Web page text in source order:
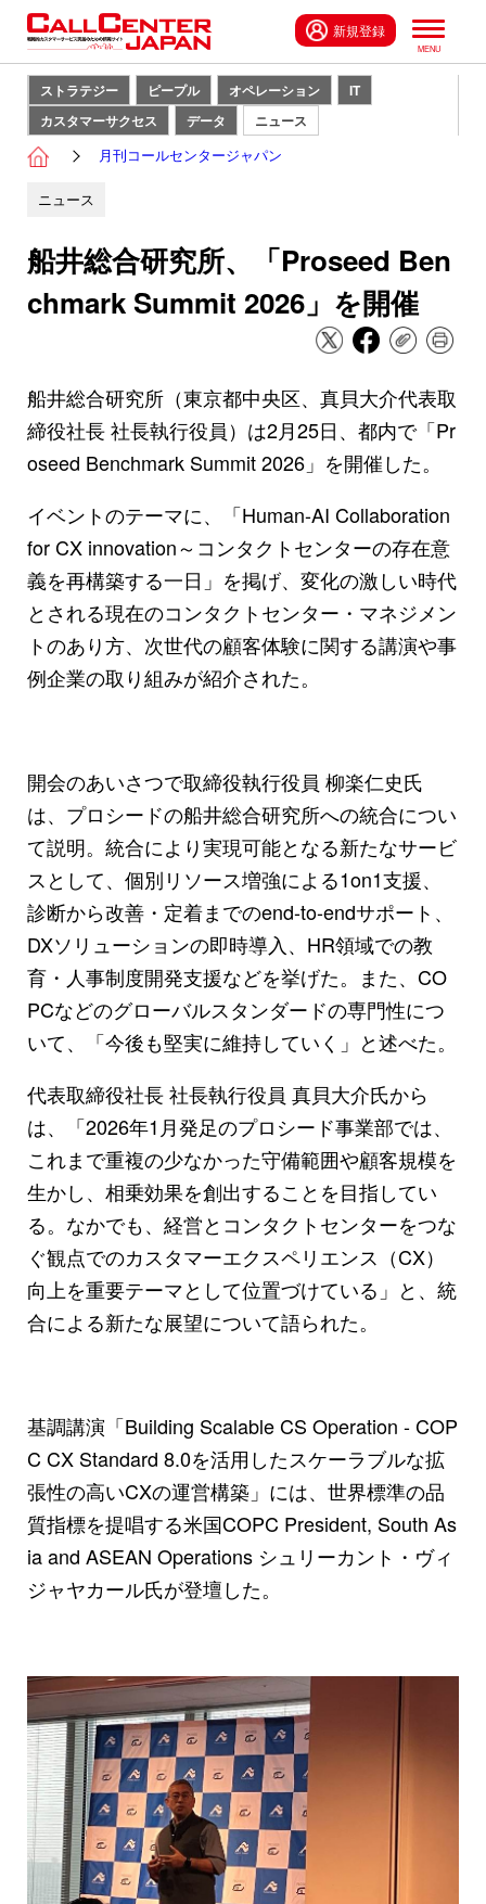
新規登録
ストラテジー ピープル オペレーション
IT
カスタマーサクセス
データ ニュース
月刊コールセンタージャパン
ニュース
船井総合研究所、「Proseed Ben
chmark Summit 2026」を開催
船井総合研究所（東京都中央区、真貝大介代表取
締役社長 社長執行役員）は2月25日、都内で「Pr
oseed Benchmark Summit 2026」を開催した。
イベントのテーマに、「Human-AI Collaboration
for CX innovation～コンタクトセンターの存在意
義を再構築する一日」を掲げ、変化の激しい時代
とされる現在のコンタクトセンター・マネジメン
トのあり方、次世代の顧客体験に関する講演や事
例企業の取り組みが紹介された。
開会のあいさつで取締役執行役員 柳楽仁史氏
は、プロシードの船井総合研究所への統合につい
て説明。統合により実現可能となる新たなサービ
スとして、個別リソース増強による1on1支援、
診断から改善・定着までのend-to-endサポート、
DXソリューションの即時導入、HR領域での教
育・人事制度開発支援などを挙げた。また、CO
PCなどのグローバルスタンダードの専門性につ
いて、「今後も堅実に維持していく」と述べた。
代表取締役社長 社長執行役員 真貝大介氏から
は、「2026年1月発足のプロシード事業部では、
これまで重複の少なかった守備範囲や顧客規模を
生かし、相乗効果を創出することを目指してい
る。なかでも、経営とコンタクトセンターをつな
ぐ観点でのカスタマーエクスペリエンス（CX）
向上を重要テーマとして位置づけている」と、統
合による新たな展望について語られた。
基調講演「Building Scalable CS Operation - COP
C CX Standard 8.0を活用したスケーラブルな拡
張性の高いCXの運営構築」には、世界標準の品
質指標を提唱する米国COPC President, South As
ia and ASEAN Operations シュリーカント・ヴィ
ジャヤカール氏が登壇した。